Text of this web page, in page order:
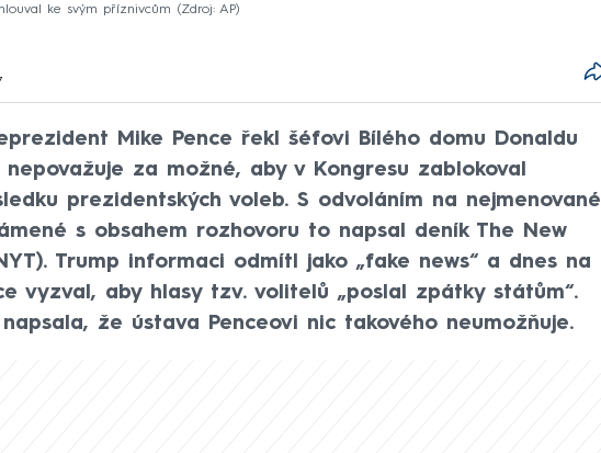
ke svým příznivcům Zdroj: AP
Mike Pence řekl šéfovi Bílého domu Donaldu
za možné, aby v Kongresu zablokoval
prezidentských voleb. S odvoláním na nejmenované
s obsahem rozhovoru to napsal deník The New
Trump informaci odmítl jako „fake news“ a dnes na
vyzval, aby hlasy tzv. volitelů „poslal zpátky státům“.
že ústava Penceovi nic takového neumožňuje.